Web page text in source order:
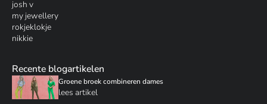
josh v
my jewellery
rokjeklokje
nikkie
Recente blogartikelen
Groene broek combineren dames
lees artikel